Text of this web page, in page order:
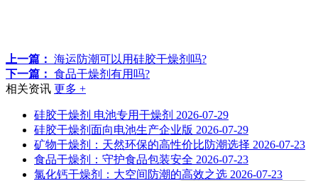
上一篇： 海运防潮可以用硅胶干燥剂吗?
下一篇： 食品干燥剂有用吗?
相关资讯 更多 +
硅胶干燥剂 电池专用干燥剂 2026-07-29
硅胶干燥剂面向电池生产企业版 2026-07-29
矿物干燥剂：天然环保的高性价比防潮选择 2026-07-23
食品干燥剂：守护食品包装安全 2026-07-23
氯化钙干燥剂：大空间防潮的高效之选 2026-07-23